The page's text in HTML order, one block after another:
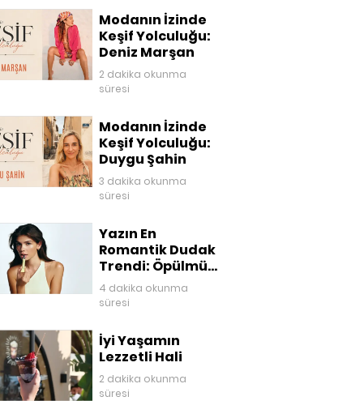
Modanın İzinde
Keşif Yolculuğu:
Deniz Marşan
2 dakika okunma
süresi
Modanın İzinde
Keşif Yolculuğu:
Duygu Şahin
3 dakika okunma
süresi
Yazın En
Romantik Dudak
Trendi: Öpülmüş
Dudaklar
4 dakika okunma
süresi
İyi Yaşamın
Lezzetli Hali
2 dakika okunma
süresi